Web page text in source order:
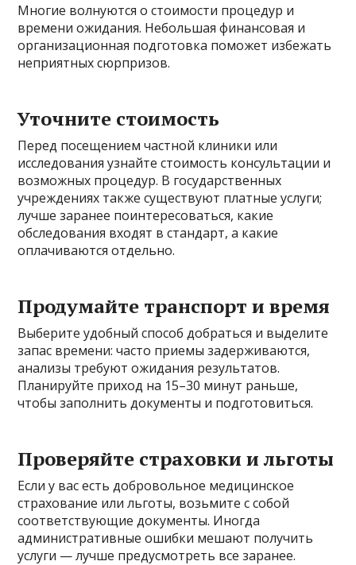
Многие волнуются о стоимости процедур и
времени ожидания. Небольшая финансовая и
организационная подготовка поможет избежать
неприятных сюрпризов.
Уточните стоимость
Перед посещением частной клиники или
исследования узнайте стоимость консультации и
возможных процедур. В государственных
учреждениях также существуют платные услуги;
лучше заранее поинтересоваться, какие
обследования входят в стандарт, а какие
оплачиваются отдельно.
Продумайте транспорт и время
Выберите удобный способ добраться и выделите
запас времени: часто приемы задерживаются,
анализы требуют ожидания результатов.
Планируйте приход на 15–30 минут раньше,
чтобы заполнить документы и подготовиться.
Проверяйте страховки и льготы
Если у вас есть добровольное медицинское
страхование или льготы, возьмите с собой
соответствующие документы. Иногда
административные ошибки мешают получить
услуги — лучше предусмотреть все заранее.